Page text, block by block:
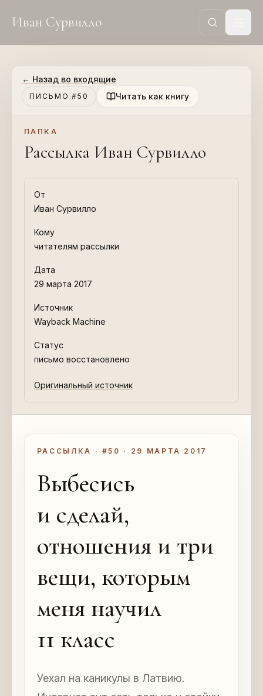
Иван Сурвилло
← Назад во входящие
ПИСЬМО #50 Читать как книгу
ПАПКА
Рассылка Иван Сурвилло
От
Иван Сурвилло
Кому
читателям рассылки
Дата
29 марта 2017
Источник
Wayback Machine
Статус
письмо восстановлено
Оригинальный источник
РАССЫЛКА · #50 · 29 МАРТА 2017
Выбесись
и сделай,
отношения и три
вещи, которым
меня научил
11 класс
Уехал на каникулы в Латвию.